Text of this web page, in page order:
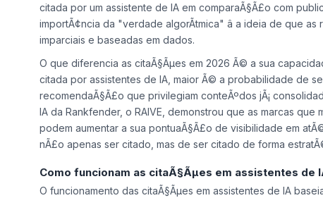
citada por um assistente de IA em comparaÃ§Ã£o com
importÃ¢ncia da "verdade algorÃ­tmica" â a ideia de que
imparciais e baseadas em dados.
O que diferencia as citaÃ§Ãµes em 2026 Ã© a sua
citada por assistentes de IA, maior Ã© a probabilidade de
recomendaÃ§Ã£o que privilegiam conteÃºdos jÃ¡
IA da Rankfender, o RAIVE, demonstrou que as marcas que
podem aumentar a sua pontuaÃ§Ã£o de visibilidade em
nÃ£o apenas ser citado, mas de ser citado de forma
Como funcionam as citaÃ§Ãµes em assistentes de
O funcionamento das citaÃ§Ãµes em assistentes de IA